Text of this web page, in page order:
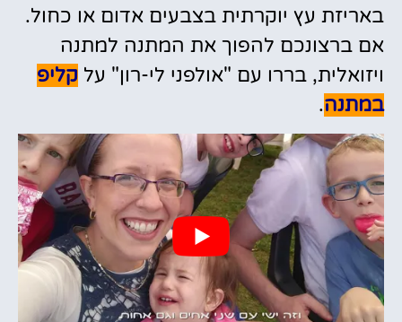
באריזת עץ יוקרתית בצבעים אדום או כחול.
אם ברצונכם להפוך את המתנה למתנה
ויזואלית, בררו עם "אולפני לי-רון" על קליפ
במתנה.